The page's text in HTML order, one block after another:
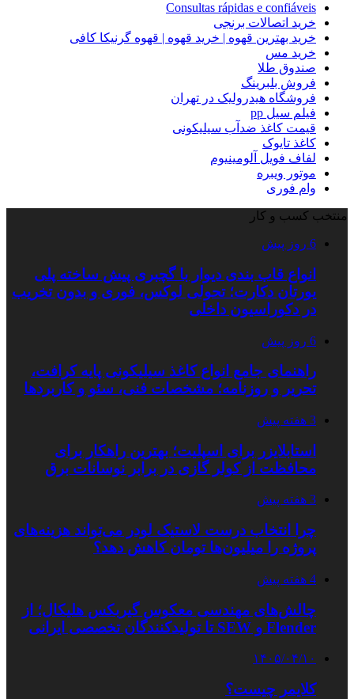
Consultas rápidas e confiáveis
خرید اتصالات برنجی
خرید بهترین قهوه | خرید قهوه | قهوه گرنیکا کافی
خرید مس
صندوق طلا
فروش بلبرینگ
فروشگاه هیدرولیک در تهران
فیلم سیل pp
قیمت کاغذ ضدآب سیلیکونی
کاغذ تایوک
لفاف فویل آلومینیوم
موتور ویبره
وام فوری
منتخب کسب و کار
6 روز پیش
انواع قاب بندی دیوار با گچبری پیش ساخته پلی
یورتان دکارت؛ تحولی لوکس، فوری و بدون تخریب
در دکوراسیون داخلی
6 روز پیش
راهنمای جامع انواع کاغذ سیلیکونی پایه کرافت،
تحریر و روزنامه؛ مشخصات فنی، سئو و کاربردها
3 هفته پیش
استابلایزر برای اسپلیت؛ بهترین راهکار برای
محافظت از کولر گازی در برابر نوسانات برق
3 هفته پیش
چرا انتخاب درست لاستیک لودر می‌تواند هزینه‌های
پروژه را میلیون‌ها تومان کاهش دهد؟
4 هفته پیش
چالش‌های مهندسی معکوس گیربکس هلیکال؛ از
Flender و SEW تا تولیدکنندگان تخصصی ایرانی
۱۴۰۵/۰۴/۱۰
کلایمر چیست؟